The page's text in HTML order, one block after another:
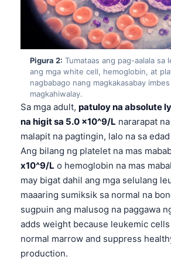
Pigura 2: Tumataas ang pag-aalala sa
ang mga white cell, hemoglobin, at
nagbabago nang magkakasabay
magkahiwalay.
Sa mga adult, patuloy na absolute
na higit sa 5.0 x10^9/L nararapat
malapit na pagtingin, lalo na sa
Ang bilang ng platelet na mas
x10^9/L o hemoglobin na mas
may bigat dahil ang mga selulang
maaaring sumiksik sa normal na
sugpuin ang malusog na paggawa
adds weight because leukemic
normal marrow and suppress
production.